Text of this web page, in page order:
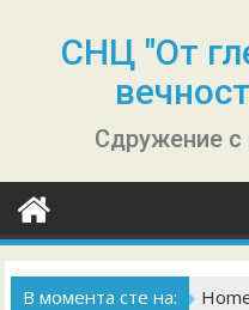
СНЦ "От
Сдружение с
В момента сте на: